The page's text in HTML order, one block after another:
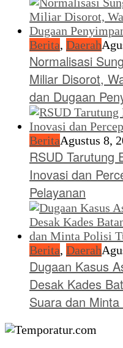
Berita, Daerah
Normalisasi
Miliar Disorot,
dan Dugaan
BeritaAgustus 8,
RSUD Tarutung
Inovasi dan
Pelayanan
Berita, Daerah
Dugaan Kasus
Desak Kades
Suara dan Minta